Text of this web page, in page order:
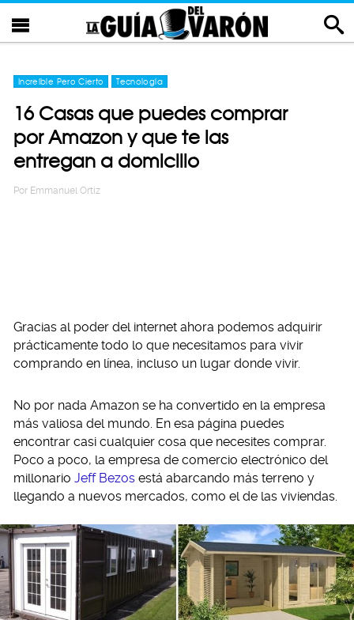
Increíble Pero Cierto Tecnología
16 Casas que puedes comprar
por Amazon y que te las
entregan a domicilio
Por Emmanuel Ortiz
Gracias al poder del internet ahora podemos adquirir
prácticamente todo lo que necesitamos para vivir
comprando en línea, incluso un lugar donde vivir.
No por nada Amazon se ha convertido en la empresa
más valiosa del mundo. En esa página puedes
encontrar casi cualquier cosa que necesites comprar.
Poco a poco, la empresa de comercio electrónico del
millonario Jeff Bezos está abarcando más terreno y
llegando a nuevos mercados, como el de las viviendas.